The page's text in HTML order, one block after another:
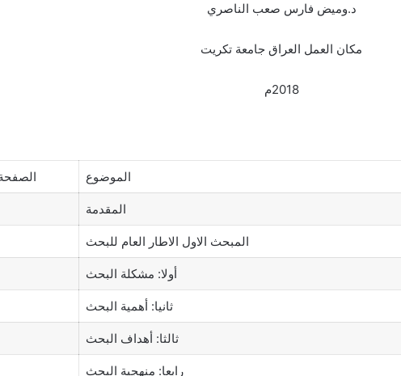
د.وميض فارس صعب الناصري
مكان العمل العراق جامعة تكريت
2018م
الموضوع
المقدمة
المبحث الاول الاطار العام للبحث
أولا: مشكلة البحث
ثانيا: أهمية البحث
ثالثا: أهداف البحث
رابعا: منهجية البحث